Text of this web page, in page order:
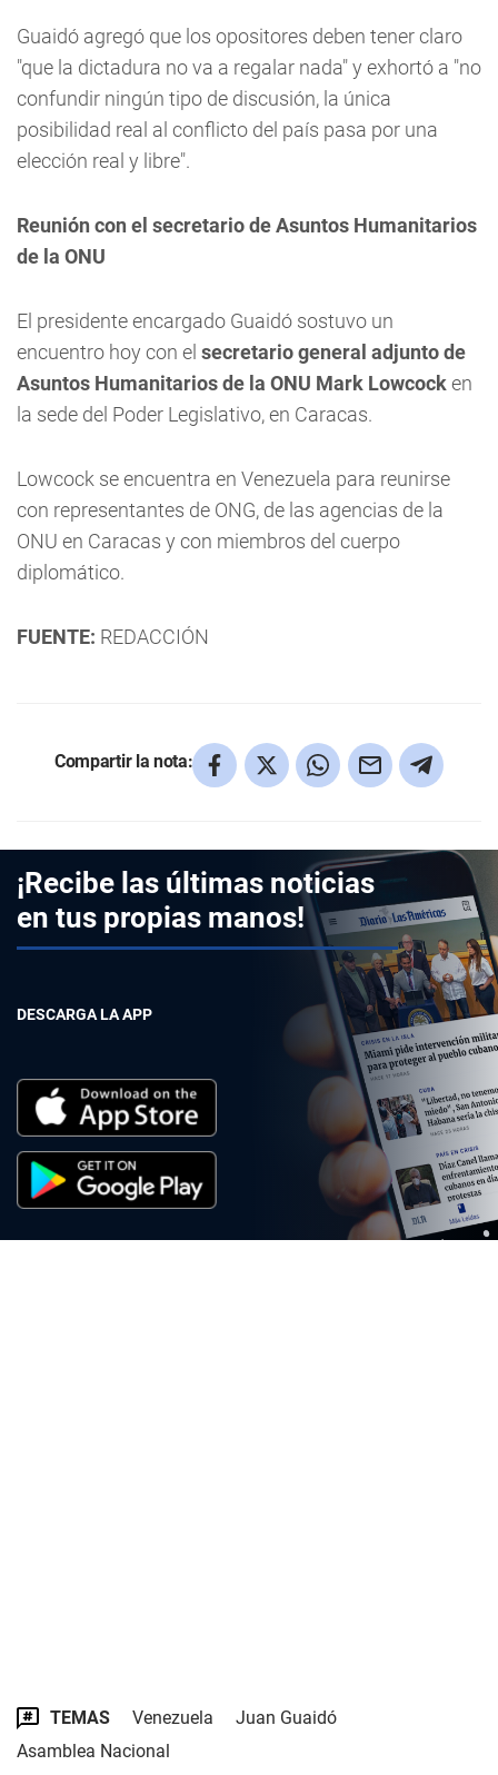
Guaidó agregó que los opositores deben tener claro
"que la dictadura no va a regalar nada" y exhortó a "no
confundir ningún tipo de discusión, la única
posibilidad real al conflicto del país pasa por una
elección real y libre".
Reunión con el secretario de Asuntos Humanitarios
de la ONU
El presidente encargado Guaidó sostuvo un
encuentro hoy con el secretario general adjunto de
Asuntos Humanitarios de la ONU Mark Lowcocken
la sede del Poder Legislativo, en Caracas.
Lowcock se encuentra en Venezuela para reunirse
con representantes de ONG, de las agencias de la
ONU en Caracas y con miembros del cuerpo
diplomático.
FUENTE: REDACCIÓN
Compartir la nota:
¡Recibe las últimas noticias
en tus propias manos!
DESCARGA LA APP
TEMAS Venezuela
Juan Guaidó
Asamblea Nacional